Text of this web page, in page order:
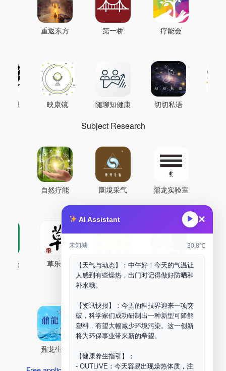
AI Assistant ▶ ×
未知城 30.8℃
【天气与动态】：中午好！今天的气温让
人感到有些燥热，出门时记得做好防晒和
补水哦。
【资讯快报】：今天的科技界迎来一项突
破，科学家们成功研制出一种新型可降解
塑料，有望大幅减少环境污染。这一创新
将为环保事业带来新的希望。
【健康养生指引】：
- OUTLIVE：今天容易出现燥热体质，注
重返东方 第一桥 疗能会
模型 映康镜 随聊知健康 切切私语
Subject Research
自然疗能 圜境采气 鼐龙实验室
药场 草乐村 中药剂合成 DOORM
Maker Space
鼐龙生物